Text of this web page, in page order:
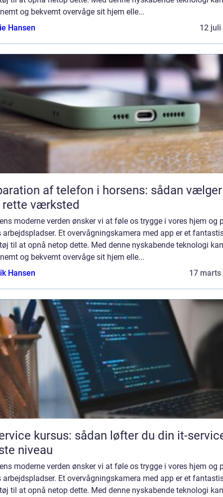
og bekvemt overvåge sit hjem elle...
Hansen
12 juli
af telefon i horsens: sådan
værksted
moderne verden ønsker vi at føle os trygge i vores hjem og
arbejdspladser. Et overvågningskamera med app er et
til at opnå netop dette. Med denne nyskabende teknologi kan
og bekvemt overvåge sit hjem elle...
Hansen
17 marts
kursus: sådan løfter du din it-
niveau
moderne verden ønsker vi at føle os trygge i vores hjem og
arbejdspladser. Et overvågningskamera med app er et
til at opnå netop dette. Med denne nyskabende teknologi kan